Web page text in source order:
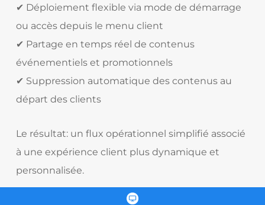
✔ Déploiement flexible via mode de démarrage
ou accès depuis le menu client
✔ Partage en temps réel de contenus
événementiels et promotionnels
✔ Suppression automatique des contenus au
départ des clients
Le résultat: un flux opérationnel simplifié associé
à une expérience client plus dynamique et
personnalisée.